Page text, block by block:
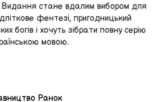
Видання стане вдалим вибором для
фентезі, пригодницький
богів і хочуть зібрати повну серію
мовою.
Ранок